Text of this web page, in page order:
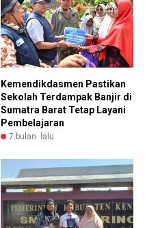
Kemendikdasmen Pastikan
Sekolah Terdampak Banjir di
Sumatra Barat Tetap Layani
Pembelajaran
7 bulan lalu